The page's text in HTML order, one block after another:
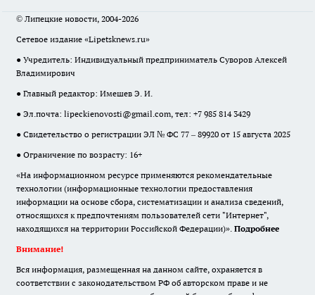
© Липецкие новости, 2004-2026
Сетевое издание «Lipetsknews.ru»
● Учредитель: Индивидуальный предприниматель Суворов Алексей
Владимирович
● Главный редактор: Имешев Э. И.
● Эл.почта: lipeckienovosti@gmail.com, тел: +7 985 814 3429
● Свидетельство о регистрации ЭЛ № ФС 77 – 89920 от 15 августа 2025
● Ограничение по возрасту: 16+
«На информационном ресурсе применяются рекомендательные
технологии (информационные технологии предоставления
информации на основе сбора, систематизации и анализа сведений,
относящихся к предпочтениям пользователей сети "Интернет",
находящихся на территории Российской Федерации)». Подробнее
Внимание!
Вся информация, размещенная на данном сайте, охраняется в
соответствии с законодательством РФ об авторском праве и не